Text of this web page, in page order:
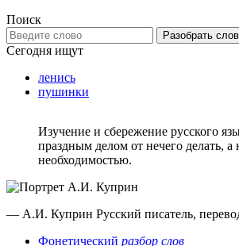
Поиск
Разобрать
Сегодня ищут
ленись
пушинки
Изучение и сбережение русского
праздным делом от нечего делать, а
необходимостью.
— А.И. Куприн Русский писатель,
Фонетический разбор слов